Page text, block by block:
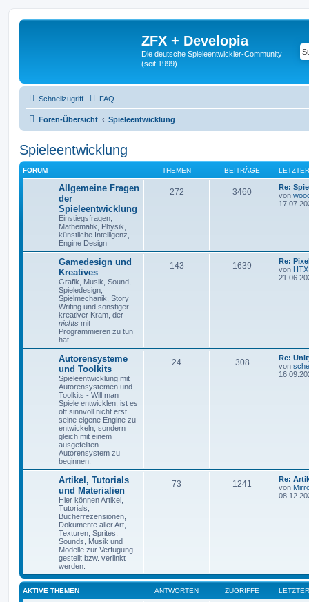
ZFX + Developia
Die deutsche Spieleentwickler-Community
(seit 1999).
Schnellzugriff FAQ
Foren-Übersicht Spieleentwicklung
Spieleentwicklung
FORUM THEMEN BEITRÄGE
Allgemeine Fragen
der
Spieleentwicklung
Einstiegsfragen,
Mathematik, Physik,
künstliche Intelligenz,
Engine Design
272 3460
Re:
von
Gamedesign und
Kreatives
Grafik, Musik, Sound,
Spieledesign,
Spielmechanik, Story
Writing und sonstiger
kreativer Kram, der
nichts mit
Programmieren zu tun
hat.
143 1639
Re:
von HTX
Autorensysteme
und Toolkits
Spieleentwicklung mit
Autorensystemen und
Toolkits - Will man
Spiele entwicklen, ist es
oft sinnvoll nicht erst
seine eigene Engine zu
entwickeln, sondern
gleich mit einem
ausgefeilten
Autorensystem zu
beginnen.
24 308
Re:
von
Artikel, Tutorials
und Materialien
Hier können Artikel,
Tutorials,
Bücherrezensionen,
Dokumente aller Art,
Texturen, Sprites,
Sounds, Musik und
Modelle zur Verfügung
gestellt bzw. verlinkt
werden.
73 1241
Re:
von
AKTIVE THEMEN ANTWORTEN ZUGRIFFE